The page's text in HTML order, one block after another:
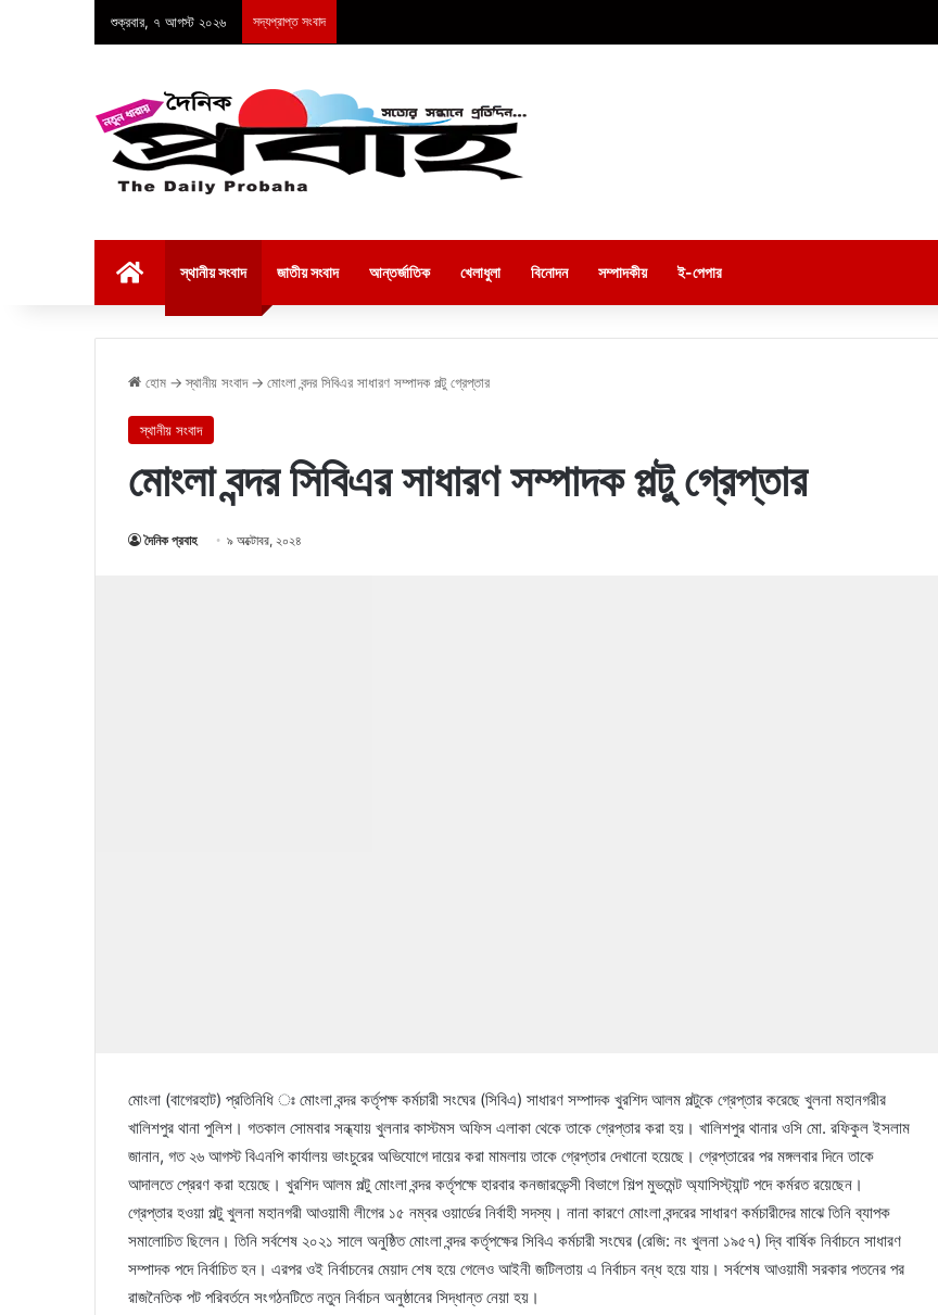
শুক্রবার, ৭ আগস্ট ২০২৬ সদ্যপ্রাপ্ত সংবাদ
স্থানীয় সংবাদ জাতীয় সংবাদ আন্তর্জাতিক খেলাধুলা বিনোদন সম্পাদকীয় ই-পেপার
হোম → স্থানীয় সংবাদ → মোংলা বন্দর সিবিএর সাধারণ সম্পাদক পল্টু গ্রেপ্তার
স্থানীয় সংবাদ
মোংলা বন্দর সিবিএর সাধারণ সম্পাদক পল্টু গ্রেপ্তার
দৈনিক প্রবাহ ৯ অক্টোবর, ২০২৪
মোংলা (বাগেরহাট) প্রতিনিধি ঃ মোংলা বন্দর কর্তৃপক্ষ কর্মচারী সংঘের (সিবিএ) সাধারণ সম্পাদক খুরশিদ আলম পল্টুকে গ্রেপ্তার করেছে খুলনা মহানগরীর
খালিশপুর থানা পুলিশ। গতকাল সোমবার সন্ধ্যায় খুলনার কাস্টমস অফিস এলাকা থেকে তাকে গ্রেপ্তার করা হয়। খালিশপুর থানার ওসি মো. রফিকুল ইসলাম
জানান, গত ২৬ আগস্ট বিএনপি কার্যালয় ভাংচুরের অভিযোগে দায়ের করা মামলায় তাকে গ্রেপ্তার দেখানো হয়েছে। গ্রেপ্তারের পর মঙ্গলবার দিনে তাকে
আদালতে প্রেরণ করা হয়েছে। খুরশিদ আলম পল্টু মোংলা বন্দর কর্তৃপক্ষে হারবার কনজারভেন্সী বিভাগে শিল্প মুভমেন্ট অ্যাসিস্ট্যান্ট পদে কর্মরত রয়েছেন।
গ্রেপ্তার হওয়া পল্টু খুলনা মহানগরী আওয়ামী লীগের ১৫ নম্বর ওয়ার্ডের নির্বাহী সদস্য। নানা কারণে মোংলা বন্দরের সাধারণ কর্মচারীদের মাঝে তিনি ব্যাপক
সমালোচিত ছিলেন। তিনি সর্বশেষ ২০২১ সালে অনুষ্ঠিত মোংলা বন্দর কর্তৃপক্ষের সিবিএ কর্মচারী সংঘের (রেজি: নং খুলনা ১৯৫৭) দ্বি বার্ষিক নির্বাচনে সাধারণ
সম্পাদক পদে নির্বাচিত হন। এরপর ওই নির্বাচনের মেয়াদ শেষ হয়ে গেলেও আইনী জটিলতায় এ নির্বাচন বন্ধ হয়ে যায়। সর্বশেষ আওয়ামী সরকার পতনের পর
রাজনৈতিক পট পরিবর্তনে সংগঠনটিতে নতুন নির্বাচন অনুষ্ঠানের সিদ্ধান্ত নেয়া হয়।